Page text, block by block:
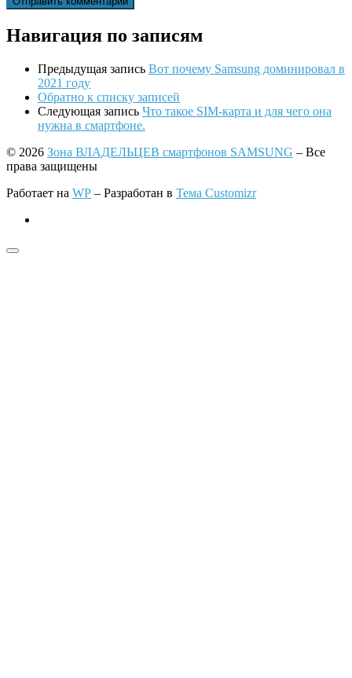
Навигация по записям
Предыдущая запись Вот почему Samsung доминировал в
2021 году
Обратно к списку записей
Следующая запись Что такое SIM-карта и для чего она
нужна в смартфоне.
© 2026 Зона ВЛАДЕЛЬЦЕВ смартфонов SAMSUNG – Все
права защищены
Работает на WP – Разработан в Тема Customizr